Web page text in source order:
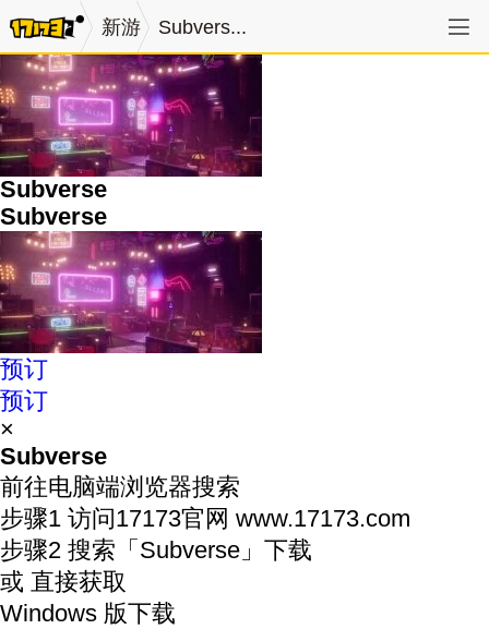
新游 Subvers...
Subverse
Subverse
预订
预订
×
Subverse
前往电脑端浏览器搜索
步骤1 访问17173官网 www.17173.com
步骤2 搜索 「Subverse」 下载
或 直接获取
Windows 版下载